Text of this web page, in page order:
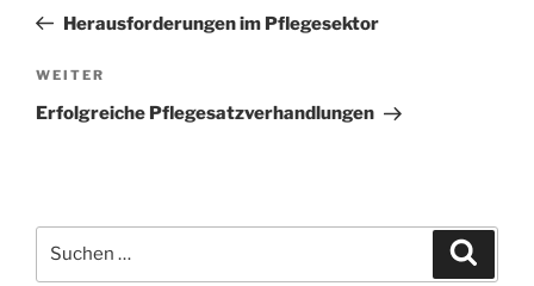
Beitrag
Herausforderungen im Pflegesektor
Nächster
Beitrag
WEITER
Erfolgreiche Pflegesatzverhandlungen
nach: